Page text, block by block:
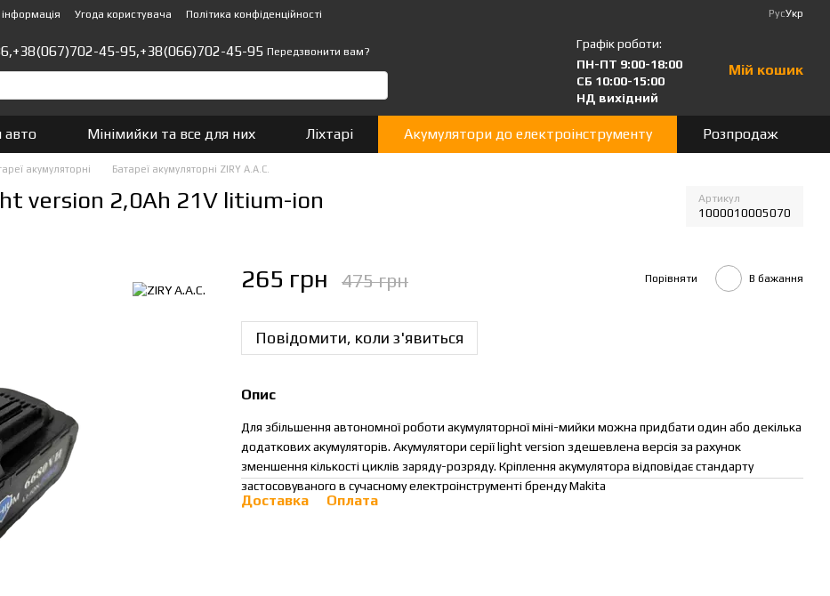
Угода користувача Політика конфіденційності РусУкр
+38(067)702-45-95,+38(066)702-45-95 Передзвонити вам?
Графік роботи:
ПН-ПТ 9:00-18:00
СБ 10:00-15:00
НД вихідний
Мій кошик
авто Мінімийки та все для них Ліхтарі Акумулятори до електроінструменту Розпродаж
акумуляторні Батареї акумуляторні ZIRY A.A.C.
version 2,0Ah 21V litium-ion Артикул
1000010005070
265 грн 475 грн Порівняти В бажання
Повідомити, коли з'явиться
Опис
Для збільшення автономної роботи акумуляторної міні-мийки можна придбати один або декілька
додаткових акумуляторів. Акумулятори серії light version здешевлена версія за рахунок
зменшення кількості циклів заряду-розряду. Кріплення акумулятора відповідає стандарту
застосовуваного в сучасному електроінструменті бренду Makita
Доставка Оплата